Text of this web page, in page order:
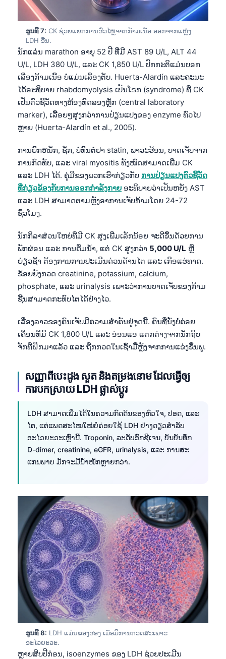
ຮູບທີ 7: CK ຊ່ວຍແຍກການຮົ່ວໄຫຼຈາກກ້າມເນື້ອ ອອກຈາກແຫຼ່ງ
LDH ອື່ນ.
ນັກແລ່ນ marathon ອາຍຸ 52 ປີ ທີ່ມີ AST 89 U/L, ALT 44
U/L, LDH 380 U/L, ແລະ CK 1,850 U/L ປົກກະຕິແມ່ນບອກ
ເລື່ອງກ້າມເນື້ອ ບໍ່ແມ່ນເລື່ອງຕັບ. Huerta-Alardín ແລະຄະນະ
ໄດ້ອະທິບາຍ rhabdomyolysis ເປັນໂຣກ (syndrome) ທີ່ CK
ເປັນຕົວຊີ້ວັດທາງຫ້ອງທົດລອງຫຼັກ (central laboratory
marker), ເລື້ອຍໆສູງກວ່າການປ່ຽນແປງຂອງ enzyme ທົ່ວໄປ
ຫຼາຍ (Huerta-Alardín et al., 2005).
ການຍົກຫນັກ, ຊັກ, ບໍ່ທົນຕໍ່ຢາ statin, ພາວະຮ້ອນ, ບາດເຈັບຈາກ
ການກົດທັບ, ແລະ viral myositis ທັງໝົດສາມາດເພີ່ມ CK
ແລະ LDH ໄດ້. ຄູ່ມືຂອງພວກເຮົາກ່ຽວກັບ ການປ່ຽນແປງຕົວຊີ້ວັດ
ທີ່ກ່ຽວຂ້ອງກັບການອອກກຳລັງກາຍ ອະທິບາຍວ່າເປັນຫຍັງ AST
ແລະ LDH ສາມາດຕາມຫຼັງອາການເຈັບກ້າມໂດຍ 24-72
ຊົ່ວໂມງ.
ນັກກິລາສ່ວນໃຫຍ່ທີ່ມີ CK ສູງເພີ່ມເລັກນ້ອຍ ຈະດີຂຶ້ນດ້ວຍການ
ພັກຜ່ອນ ແລະ ການດື່ມນ້ຳ, ແຕ່ CK ສູງກວ່າ 5,000 U/L ຫຼື
ຍ່ຽວຊ້ຳ ຕ້ອງການການປະເມີນດ່ວນດ້ານໄຕ ແລະ ເກືອແຮ່ທາດ.
ຂ້ອຍຍັງກວດ creatinine, potassium, calcium,
phosphate, ແລະ urinalysis ເພາະວ່າການບາດເຈັບຂອງກ້າມ
ຊີ້ນສາມາດກະທົບໄຕໄດ້ຢ່າງໄວ.
ເລື່ອງລາວຂອງຄົນເຈັບມີຄວາມສຳຄັນຢູ່ຈຸດນີ້. ຄົນທີ່ນັ່ງບໍ່ຄ່ອຍ
ເຄື່ອນທີ່ມີ CK 1,800 U/L ແລະ ອ່ອນແອ ແຕກຕ່າງຈາກນັກຖີບ
ຈັກທີ່ຝຶກມາແລ້ວ ແລະ ຖືກກວດໃນເຊົ້າມື້ຫຼັງຈາກການແຂ່ງຂຶ້ນພູ.
សញ្ញាពីបេះដូង សួត និងតម្រងនោម ដែលធ្វើឲ្យ
ការបកស្រាយ LDH ផ្លាស់ប្តូរ
LDH ສາມາດເພີ່ມໄດ້ໃນຄວາມກົດດັນຂອງຫົວໃຈ, ປອດ, ແລະ
ໄຕ, ແຕ່ແພດສະໄໝໃໝ່ບໍ່ຄ່ອຍໃຊ້ LDH ຢ່າງດຽວສຳລັບ
ອະໄວຍະວະເຫຼົ່ານີ້. Troponin, ລະດັບອົກຊີເຈນ, ບັນບັນທຶກ
D-dimer, creatinine, eGFR, urinalysis, ແລະ ການສະ
ແກນພາບ ມັກຈະມີນ້ຳໜັກຫຼາຍກວ່າ.
ຮູບທີ 8: LDH ແມ່ນຂອງຮອງ ເມື່ອມີການກວດສະເພາະ
ອະໄວຍະວະ.
ຫຼາຍສິບປີກ່ອນ, isoenzymes ຂອງ LDH ຊ່ວຍປະເມີນ
Čeština
ქართული
Русский
Lietuvių kalba
Polski
한국어
Slovenščina
Magyar
Shqip
বাংলা
मराठी
తెలుగు
ગુજરાતી
മലയാളം
Tiếng Việt
Tagalog
ဗမာစာ
ភាសាខ្មែរ
Kiswahili
አማርኛ
Українська
O‘zbekcha
Català
Қазақ тілі
Suomi
Hrvatski
كوردی‎
پښتو
سنڌي
සිංහල
অসমীয়া
Galego
Latviešu valoda